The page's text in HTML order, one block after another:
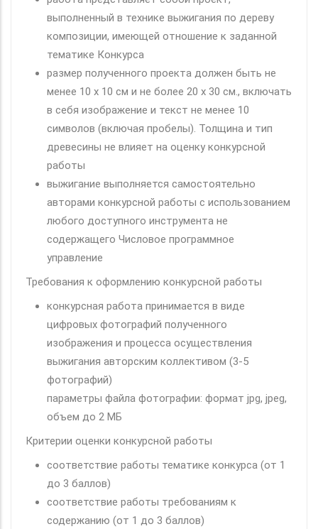
выполненный в технике выжигания по дереву
композиции, имеющей отношение к заданной
тематике Конкурса
размер полученного проекта должен быть не
менее 10 х 10 см и не более 20 х 30 см., включать
в себя изображение и текст не менее 10
символов (включая пробелы). Толщина и тип
древесины не влияет на оценку конкурсной
работы
выжигание выполняется самостоятельно
авторами конкурсной работы с использованием
любого доступного инструмента не
содержащего Числовое программное
управление
Требования к оформлению конкурсной работы
конкурсная работа принимается в виде
цифровых фотографий полученного
изображения и процесса осуществления
выжигания авторским коллективом (3-5
фотографий)
параметры файла фотографии: формат jpg, jpeg,
объем до 2 МБ
Критерии оценки конкурсной работы
соответствие работы тематике конкурса (от 1
до 3 баллов)
соответствие работы требованиям к
содержанию (от 1 до 3 баллов)